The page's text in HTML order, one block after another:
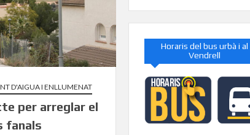
D'AIGUA I ENLLUMENAT
per arreglar el
fanals
Horaris del bus urbà i al
Vendrell